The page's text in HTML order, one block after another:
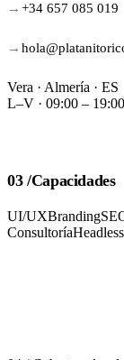
+34 657 085 019
Vera · Almería · ES
L–V · 09:00 – 19:00
03 /Capacidades
UI/UXBranding
ConsultoríaHeadless